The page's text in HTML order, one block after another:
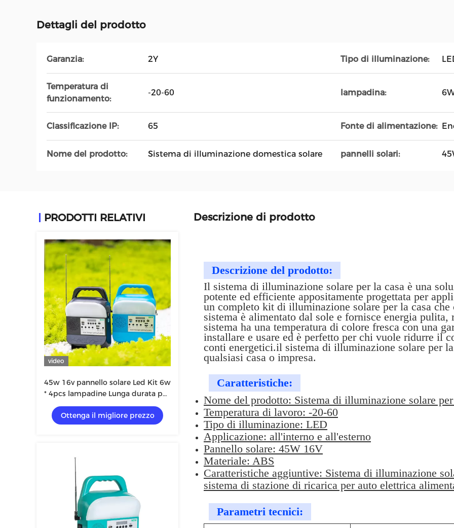
Dettagli del prodotto
Garanzia: 2Y Tipo di illuminazione:
Temperatura di
funzionamento:
-20-60 lampadina:
Classificazione IP: 65 Fonte di alimentazione:
Nome del prodotto: Sistema di illuminazione domestica solare pannelli solari:
PRODOTTI RELATIVI
video
45w 16v pannello solare Led Kit 6w
* 4pcs lampadine Lunga durata per
residenziale
Ottenga il migliore prezzo
Descrizione di prodotto
Descrizione del prodotto:
Il sistema di illuminazione solare per la casa è una
potente ed efficiente appositamente progettata per
un completo kit di illuminazione solare per la casa
sistema è alimentato dal sole e fornisce energia
sistema ha una temperatura di colore fresca con una
installare e usare ed è perfetto per chi vuole ridurre il
conti energetici.il sistema di illuminazione solare per
qualsiasi casa o impresa.
Caratteristiche:
Nome del prodotto: Sistema di illuminazione solare
Temperatura di lavoro: -20-60
Tipo di illuminazione: LED
Applicazione: all'interno e all'esterno
Pannello solare: 45W 16V
Materiale: ABS
Caratteristiche aggiuntive: Sistema di illuminazione
sistema di stazione di ricarica per auto elettrica
Parametri tecnici: